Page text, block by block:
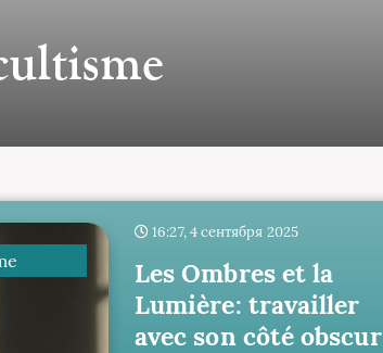
16:27, 4 сентября 2025
Les Ombres et la
Lumière: travailler
avec son côté obscur